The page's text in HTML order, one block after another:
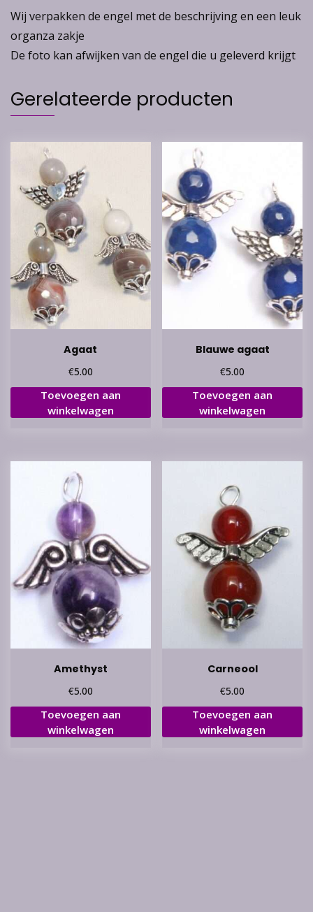
Wij verpakken de engel met de beschrijving en een leuk
organza zakje
De foto kan afwijken van de engel die u geleverd krijgt
Gerelateerde producten
Agaat
€5.00
Toevoegen aan
winkelwagen
Blauwe agaat
€5.00
Toevoegen aan
winkelwagen
Amethyst
€5.00
Toevoegen aan
winkelwagen
Carneool
€5.00
Toevoegen aan
winkelwagen